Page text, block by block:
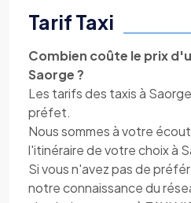
Tarif Taxi
Combien coûte le prix
Saorge ?
Les tarifs des taxis à
préfet.
Nous sommes à votre
l'itinéraire de votre choix à
Si vous n'avez pas de
notre connaissance du